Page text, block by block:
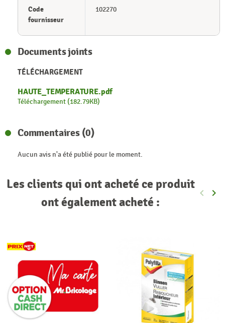
Code
fournisseur
102270
Documents joints
TÉLÉCHARGEMENT
HAUTE_TEMPERATURE.pdf
Téléchargement (182.79KB)
Commentaires (0)
Aucun avis n'a été publié pour le moment.
Les clients qui ont acheté ce produit
ont également acheté :
keyboard_arrow_left keyboard_arrow_right